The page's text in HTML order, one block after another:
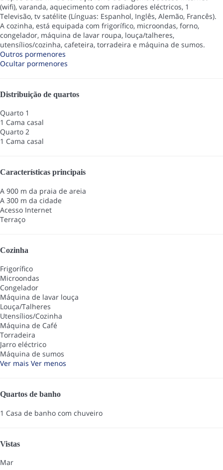
(wifi), varanda, aquecimento com radiadores eléctricos, 1
Televisão, tv satélite (Línguas: Espanhol, Inglês, Alemão, Francês).
A cozinha, está equipada com frigorífico, microondas, forno,
congelador, máquina de lavar roupa, louça/talheres,
utensílios/cozinha, cafeteira, torradeira e máquina de sumos.
Outros pormenores
Ocultar pormenores
Distribuição de quartos
Quarto 1
1 Cama casal
Quarto 2
1 Cama casal
Características principais
A 900 m da praia de areia
A 300 m da cidade
Acesso Internet
Terraço
Cozinha
Frigorífico
Microondas
Congelador
Máquina de lavar louça
Louça/Talheres
Utensílios/Cozinha
Máquina de Café
Torradeira
Jarro eléctrico
Máquina de sumos
Ver mais Ver menos
Quartos de banho
1 Casa de banho com chuveiro
Vistas
Mar